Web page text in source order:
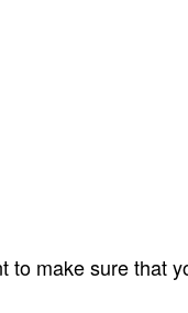
make sure that